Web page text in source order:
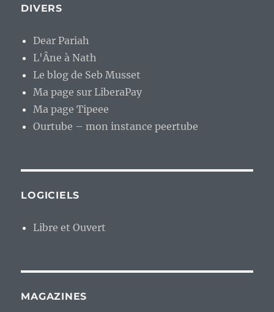
DIVERS
Dear Pariah
L'Âne à Nath
Le blog de Seb Musset
Ma page sur LiberaPay
Ma page Tipeee
Ourtube – mon instance peertube
LOGICIELS
Libre et Ouvert
MAGAZINES